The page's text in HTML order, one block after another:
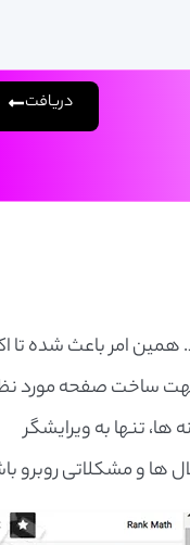
دریافت
امر باعث شده تا
جهت ساخت صفحه مورد
تنها به ویرایشگر
ها و مشکلاتی روبرو